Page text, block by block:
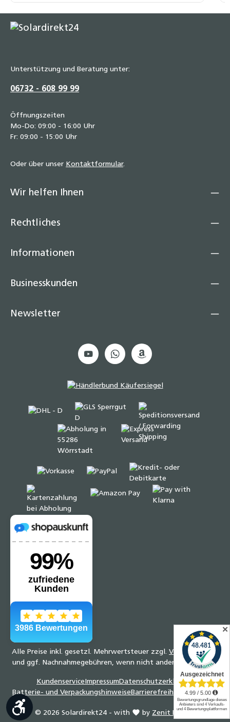
Unterstützung und Beratung unter:
06732 - 608 99 99
Öffnungszeiten
Mo-Do: 09:00 - 16:00 Uhr
Fr: 09:00 - 15:00 Uhr
Oder über unser Kontaktformular.
Wir helfen Ihnen
Rechtliches
Informationen
Businesskunden
Newsletter
Alle Preise inkl. gesetzl. Mehrwertsteuer zzgl. Versandkosten
und ggf. Nachnahmegebühren, wenn nicht anders angegeben.
© 2026 Solardirekt24 - with by Zenit Design
KundenserviceImpressumDatenschutzerklärung
Batterie- und VerpackungshinweiseBarrierefreiheitserklärung
Werkzeugleiste anzeigen
✕